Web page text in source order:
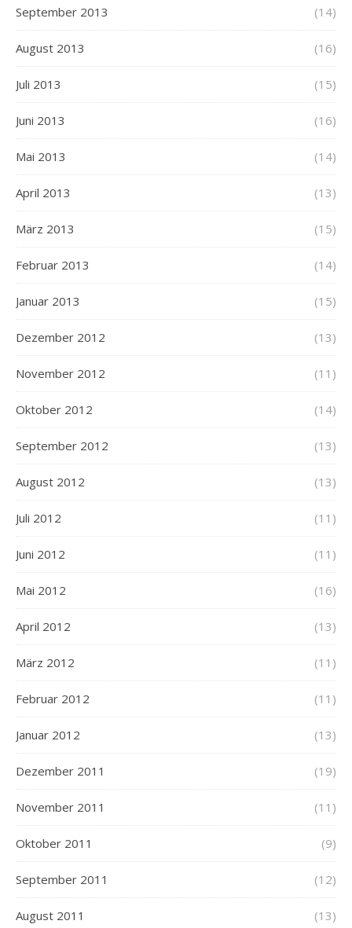
September 2013 (14)
August 2013 (16)
Juli 2013 (15)
Juni 2013 (16)
Mai 2013 (14)
April 2013 (13)
März 2013 (15)
Februar 2013 (14)
Januar 2013 (15)
Dezember 2012 (13)
November 2012 (11)
Oktober 2012 (14)
September 2012 (13)
August 2012 (13)
Juli 2012 (11)
Juni 2012 (11)
Mai 2012 (16)
April 2012 (13)
März 2012 (11)
Februar 2012 (11)
Januar 2012 (13)
Dezember 2011 (19)
November 2011 (11)
Oktober 2011 (9)
September 2011 (12)
August 2011 (13)